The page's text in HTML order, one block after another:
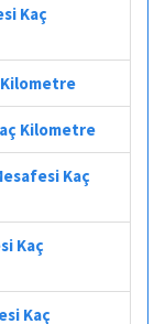
Kaç
Kilometre
Kilometre
Kaç
Kaç
Kaç